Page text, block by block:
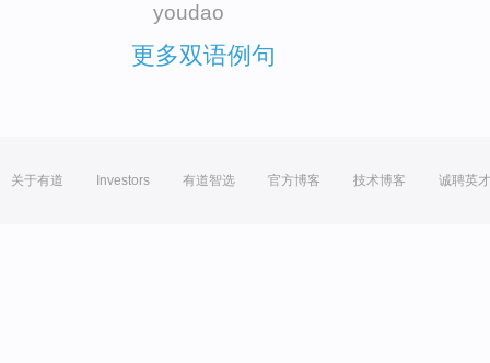
youdao
更多双语例句
关于有道 Investors 有道智选 官方博客 技术博客 诚聘英才